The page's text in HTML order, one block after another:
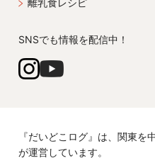
離乳食レシピ
SNSでも情報を配信中！
『だいどこログ』は、関東を
が運営しています。